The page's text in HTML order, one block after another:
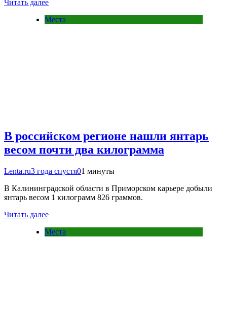
Читать далее
Места
В российском регионе нашли янтарь
весом почти два килограмма
Lenta.ru3 года спустя01 минуты
В Калининградской области в Приморском карьере добыли
янтарь весом 1 килограмм 826 граммов.
Читать далее
Места